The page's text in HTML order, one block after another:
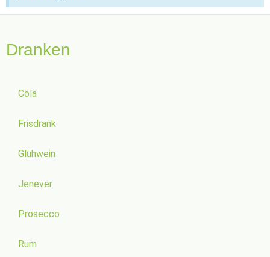
Dranken
Cola
Frisdrank
Glühwein
Jenever
Prosecco
Rum